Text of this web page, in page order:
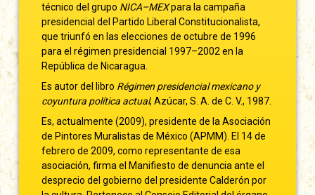
técnico del grupo NICA–MEXpara la campaña
presidencial del Partido Liberal Constitucionalista,
que triunfó en las elecciones de octubre de 1996
para el régimen presidencial 1997–2002 en la
República de Nicaragua.
Es autor del libro Régimen presidencial mexicano y
coyuntura política actual, Azúcar, S. A. de C. V., 1987.
Es, actualmente (2009), presidente de la Asociación
de Pintores Muralistas de México (APMM). El 14 de
febrero de 2009, como representante de esa
asociación, firma el Manifiesto de denuncia ante el
desprecio del gobierno del presidente Calderón por